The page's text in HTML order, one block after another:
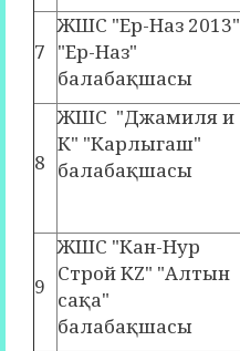
7
ЖШС "Ер-Наз 2013"
"Ер-Наз"
балабақшасы
8
ЖШС "Джамиля и
К" "Карлыгаш"
балабақшасы
9
ЖШС "Кан-Нур
Строй KZ" "Алтын
сақа"
балабақшасы